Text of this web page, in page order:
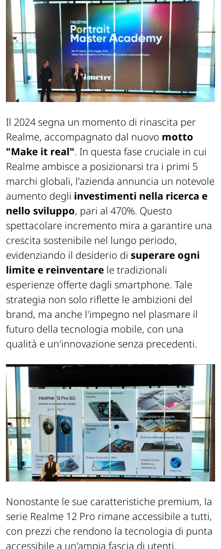
Il 2024 segna un momento di rinascita per
Realme, accompagnato dal nuovo motto
"Make it real". In questa fase cruciale in cui
Realme ambisce a posizionarsi tra i primi 5
marchi globali, l'azienda annuncia un notevole
aumento degli investimenti nella ricerca e
nello sviluppo, pari al 470%. Questo
spettacolare incremento mira a garantire una
crescita sostenibile nel lungo periodo,
evidenziando il desiderio di superare ogni
limite e reinventare le tradizionali
esperienze offerte dagli smartphone. Tale
strategia non solo riflette le ambizioni del
brand, ma anche l'impegno nel plasmare il
futuro della tecnologia mobile, con una
qualità e un'innovazione senza precedenti.
Nonostante le sue caratteristiche premium, la
serie Realme 12 Pro rimane accessibile a tutti,
con prezzi che rendono la tecnologia di punta
accessibile a un'ampia fascia di utenti.